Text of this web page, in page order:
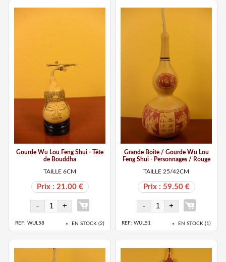
Gourde Wu Lou Feng Shui - Tête
de Bouddha
TAILLE 6CM
Prix : 21.00 €
REF: WUL58 EN STOCK (2)
Grande Boite / Gourde Wu Lou
Feng Shui - Personnages / Rouge
TAILLE 25/42CM
Prix : 59.50 €
REF: WUL51 EN STOCK ( 1 )